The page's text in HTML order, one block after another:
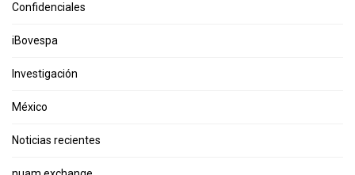
Confidenciales
iBovespa
Investigación
México
Noticias recientes